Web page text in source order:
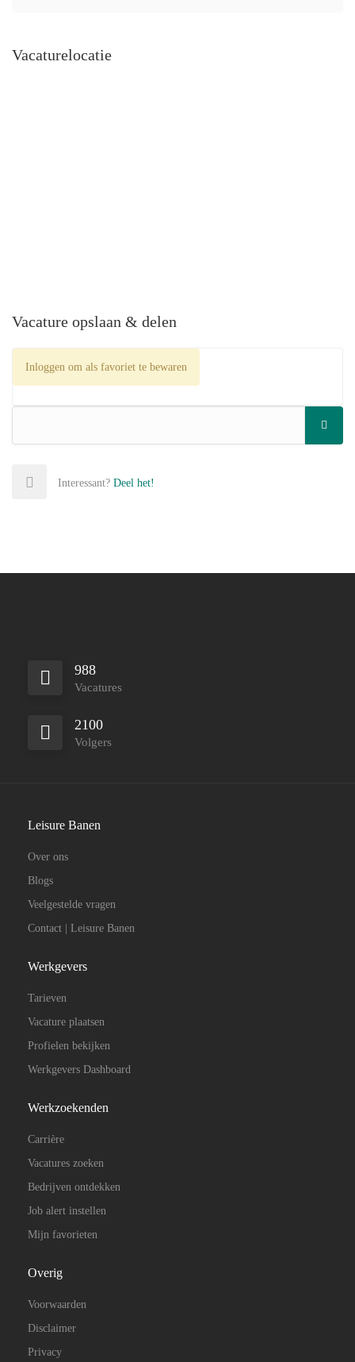
Vacaturelocatie
Vacature opslaan & delen
Inloggen om als favoriet te bewaren
Interessant? Deel het!
988
Vacatures
2100
Volgers
Leisure Banen
Over ons
Blogs
Veelgestelde vragen
Contact | Leisure Banen
Werkgevers
Tarieven
Vacature plaatsen
Profielen bekijken
Werkgevers Dashboard
Werkzoekenden
Carrière
Vacatures zoeken
Bedrijven ontdekken
Job alert instellen
Mijn favorieten
Overig
Voorwaarden
Disclaimer
Privacy